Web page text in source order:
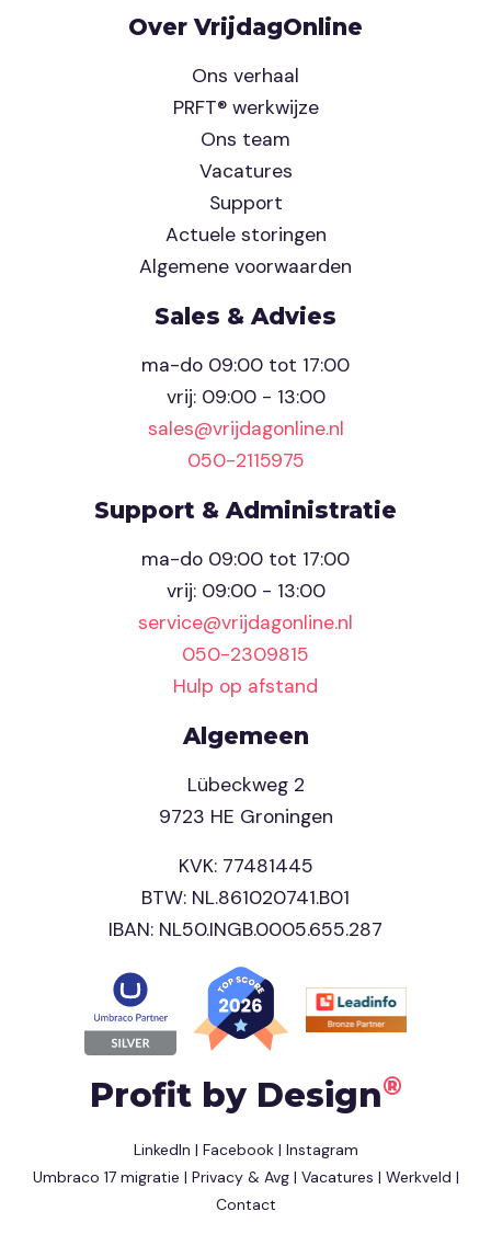
Over VrijdagOnline
Ons verhaal
PRFT® werkwijze
Ons team
Vacatures
Support
Actuele storingen
Algemene voorwaarden
Sales & Advies
ma-do 09:00 tot 17:00
vrij: 09:00 - 13:00
sales@vrijdagonline.nl
050-2115975
Support & Administratie
ma-do 09:00 tot 17:00
vrij: 09:00 - 13:00
service@vrijdagonline.nl
050-2309815
Hulp op afstand
Algemeen
Lübeckweg 2
9723 HE Groningen
KVK: 77481445
BTW: NL.861020741.B01
IBAN: NL50.INGB.0005.655.287
Profit by Design®
LinkedIn | Facebook| Instagram
Umbraco 17 migratie | Privacy & Avg| Vacatures | Werkveld |
Contact